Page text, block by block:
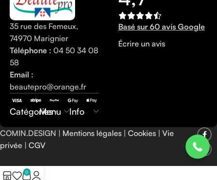
35 rue des Femeux,
74970 Marignier
Téléphone : 04 50 34 08
58
Email :
beautepro@orange.fr
Catégories
Menu Info
Basé sur 60 avis Google
Écrire un avis
COMIN.DESIGN | Mentions légales | Cookies | Vie
privée | CGV
0